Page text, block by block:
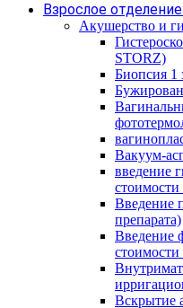
Взрослое отделение
Акушерство и
STORZ)
Биопсия 1
Вакуум-
введение
стоимости
Введение
препарата)
Введение
стоимости
Вскрытие